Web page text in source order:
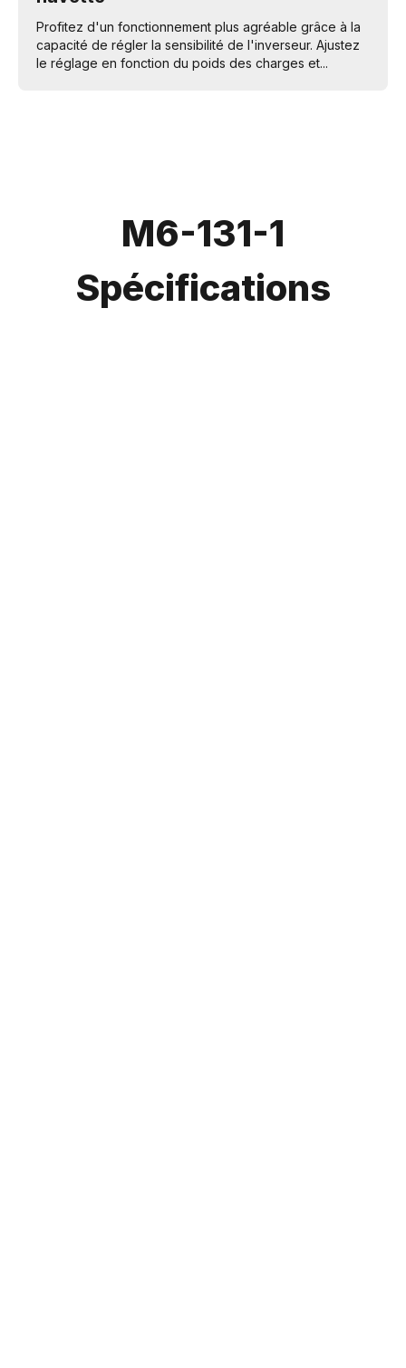
Profitez d'un fonctionnement plus agréable grâce à la
capacité de régler la sensibilité de l'inverseur. Ajustez
le réglage en fonction du poids des charges et...
M6-131-1
Spécifications